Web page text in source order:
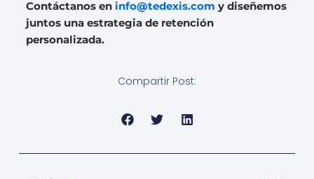
Contáctanos en info@tedexis.com y diseñemos
juntos una estrategia de retención
personalizada.
Compartir Post: